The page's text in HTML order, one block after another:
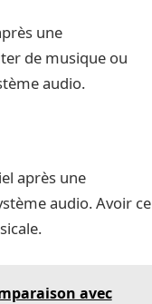
une
de musique ou
audio.
après une
audio. Avoir ce
avec